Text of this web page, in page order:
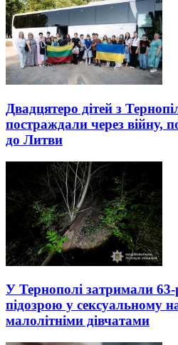
Двадцятеро дітей з
постраждали через війну,
до Литви
У Тернополі затримали 63-
підозрою у сексуальному
малолітніми дівчатами